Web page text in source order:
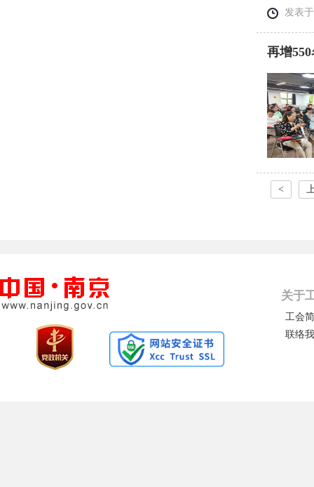
发表
再增
<
关于
工会
联络